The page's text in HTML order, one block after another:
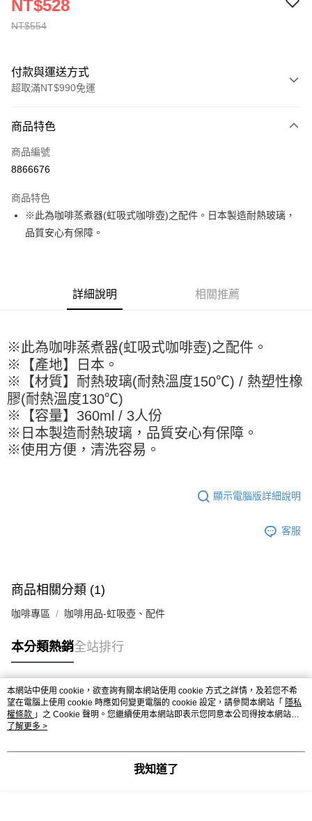
NT$554
NT$528
付款與運送方式
超取滿NT$990免運
信用卡一次付款
超商取貨付款
Apple Pay
街口支付
【關於「AFTEE先享後付」】
AFTEE先享後付是「在收到商品之後才付款」的支付方式。 讓您購物簡單
便利好安心！
１．簡單：不需註冊會員、不需綁卡、不需儲值。
２．便利：只要手機號碼，簡訊認證，即可結帳。
３．安心：先確認商品／服務後，再付款。
【「AFTEE先享後付」結帳流程】
１．於結帳方式選擇「AFTEE先享後付」後，將跳轉至「AFTEE先享後付」
ATM／網路銀行／等多元方式進行付款，方視為交易完成。
【注意事項】
１．透過由恩沛科技股份有限公司提供之「AFTEE先享後付」服務完成之交
２．關於個人資料處理事宜，請瀏覽以下網址：
https://aftee.tw/terms/#terms3
３．未成年的使用者請事先徵得法定代理人或監護人之同意方可使用
「AFTEE先享後付」，若未經同意申辦者引起之損失，本公司不負相關責
任。
４．使用「AFTEE先享後付」時，將依據個別帳號之用戶狀況，依本公司即
時審查核予不同之上限額度；若仍有額度不足之情形，本公司將視審查結果
恩沛科技股份有限公司將有權停止該用戶之使用額度並採取法律行動。
ATM付款
運送方式
全家取貨付款-重量限制含紙箱10kg，請控制商品重量在9~9.5
kg
每筆NT$90，滿NT$990(含以上)免運費
7-11取貨付款-重量限制含紙箱10kg，請控制商品重量在9~9.5
9.5kg
每筆NT$90，滿NT$990(含以上)免運費
宅配-新竹物流
每筆NT$150，滿NT$2,000(含以上)免運費
離島客戶-中華郵政
每筆NT$120，滿NT$2,000(含以上)免運費
商品特色
商品編號
8866676
商品特色
※此為咖啡蒸煮器(虹吸式咖啡壺)之配件。日本製造耐熱玻璃，
品質安心有保障。
詳細說明 相關推薦
※此為咖啡蒸煮器(虹吸式咖啡壺)之配件。
※【產地】日本。
※【材質】耐熱玻璃(耐熱溫度150℃) / 熱塑性橡
膠(耐熱溫度130℃)
※【容量】360ml / 3人份
※日本製造耐熱玻璃，品質安心有保障。
※使用方便，清洗容易。
顯示電腦版詳細說明
客服
商品相關分類 (1)
咖啡專區 咖啡用品-虹吸壺、配件
本分類熱銷全站排行
熱門標籤
本網站中使用 cookie，欲查詢有關本網站使用 cookie 方式之詳情，及若您不希
望在電腦上使用 cookie 時應如何變更電腦的 cookie 設定，請參閱本網站「 隱私
權條款 」之 Cookie 聲明。您繼續使用本網站即表示您同意本公司得按本網站使
用條款之 Cookie 聲明使用 cookie。
了解更多 >
我知道了